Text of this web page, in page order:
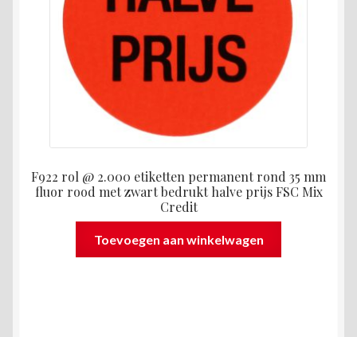
F922 rol @ 2.000 etiketten permanent rond 35 mm
fluor rood met zwart bedrukt halve prijs FSC Mix
Credit
Toevoegen aan winkelwagen